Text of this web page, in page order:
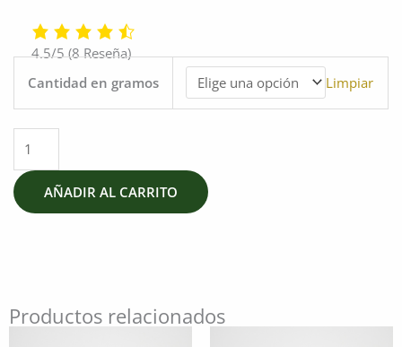
4.5/5(8 Reseña)
Cantidad en gramos
Limpiar
Limoncello
cantidad
AÑADIR AL CARRITO
Productos relacionados